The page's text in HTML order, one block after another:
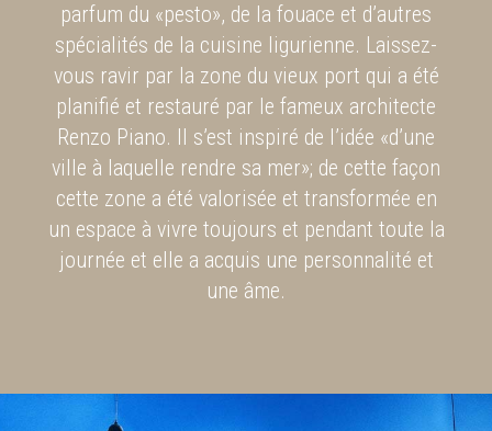
parfum du «pesto», de la fouace et d’autres
spécialités de la cuisine ligurienne. Laissez-
vous ravir par la zone du vieux port qui a été
planifié et restauré par le fameux architecte
Renzo Piano. Il s’est inspiré de l’idée «d’une
ville à laquelle rendre sa mer»; de cette façon
cette zone a été valorisée et transformée en
un espace à vivre toujours et pendant toute la
journée et elle a acquis une personnalité et
une âme.